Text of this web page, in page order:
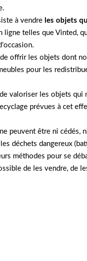
à vendre les objets
ligne telles que Vinted,
offrir les objets dont
pour les
valoriser les objets qui
prévues à cet
peuvent être ni cédés,
déchets dangereux
méthodes pour se
de les vendre, de